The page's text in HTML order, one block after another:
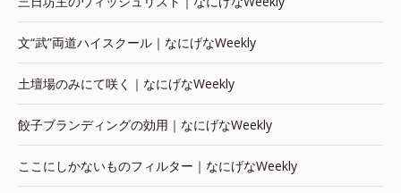
文“武”両道ハイスクール｜なにげなWeekly
土壇場のみにて咲く｜なにげなWeekly
餃子ブランディングの効用｜なにげなWeekly
ここにしかないものフィルター｜なにげなWeekly